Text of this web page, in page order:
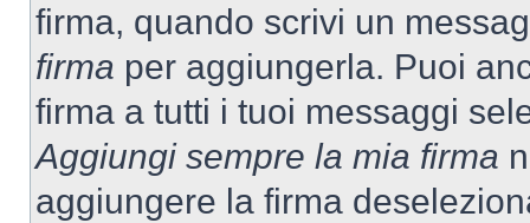
firma, quando scrivi un
firma per aggiungerla. Puoi
firma a tutti i tuoi messaggi
Aggiungi sempre la mia firma
aggiungere la firma